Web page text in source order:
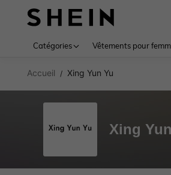
Catégories Vêtements pour
Accueil / Xing Yun Yu
Xing